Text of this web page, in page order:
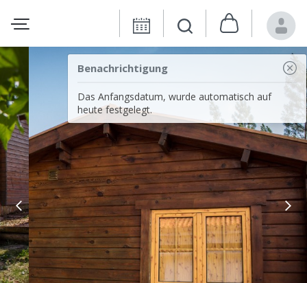
Benachrichtigung
Das Anfangsdatum, wurde automatisch auf
heute festgelegt.